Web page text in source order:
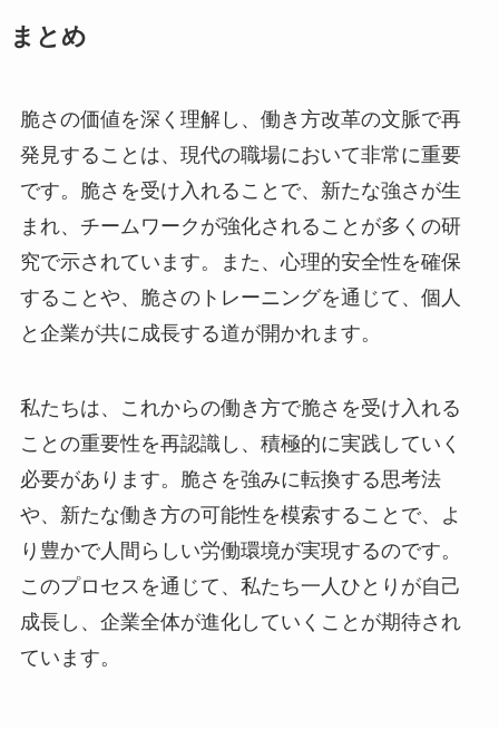
まとめ
脆さの価値を深く理解し、働き方改革の文脈で再
発見することは、現代の職場において非常に重要
です。脆さを受け入れることで、新たな強さが生
まれ、チームワークが強化されることが多くの研
究で示されています。また、心理的安全性を確保
することや、脆さのトレーニングを通じて、個人
と企業が共に成長する道が開かれます。
私たちは、これからの働き方で脆さを受け入れる
ことの重要性を再認識し、積極的に実践していく
必要があります。脆さを強みに転換する思考法
や、新たな働き方の可能性を模索することで、よ
り豊かで人間らしい労働環境が実現するのです。
このプロセスを通じて、私たち一人ひとりが自己
成長し、企業全体が進化していくことが期待され
ています。